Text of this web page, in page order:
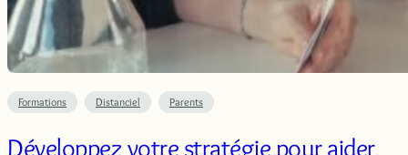
Formations Distanciel Parents
Développez votre stratégie pour aider